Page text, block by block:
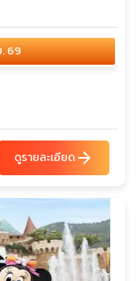
69
ดูรายละเอียดarrow_forward